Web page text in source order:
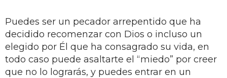
Puedes ser un pecador arrepentido que ha
decidido recomenzar con Dios o incluso un
elegido por Él que ha consagrado su vida, en
todo caso puede asaltarte el “miedo” por creer
que no lo lograrás, y puedes entrar en un